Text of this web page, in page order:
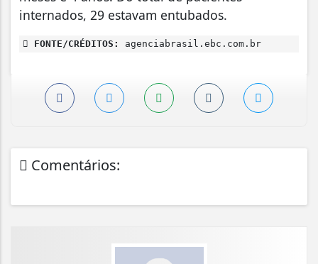
internados, 29 estavam entubados.
FONTE/CRÉDITOS: agenciabrasil.ebc.com.br
Comentários: